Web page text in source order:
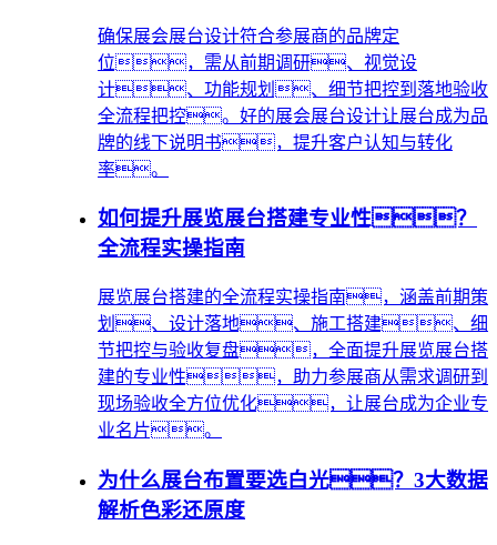
确保展会展台设计符合参展商的品牌定
位，需从前期调研、视觉设
计、功能规划、细节把控到落地验收
全流程把控。好的展会展台设计让展台成为品
牌的线下说明书，提升客户认知与转化
率。
如何提升展览展台搭建专业性？
全流程实操指南
展览展台搭建的全流程实操指南，涵盖前期策
划、设计落地、施工搭建、细
节把控与验收复盘，全面提升展览展台搭
建的专业性，助力参展商从需求调研到
现场验收全方位优化，让展台成为企业专
业名片。
为什么展台布置要选白光？3大数据
解析色彩还原度